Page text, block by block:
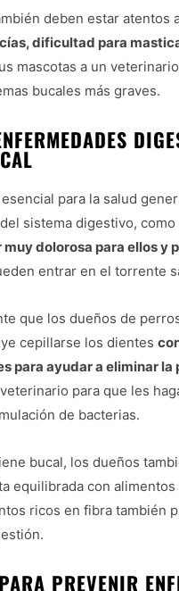
deben estar
dificultad para
mascotas a un
bucales más graves.
para la salud
sistema digestivo,
muy dolorosa para ellos
entrar en el torrente
que los dueños de
cepillarse los dientes
para ayudar a eliminar la
para que les
de bacterias.
bucal, los dueños
equilibrada con
ricos en fibra también
PREVENIR